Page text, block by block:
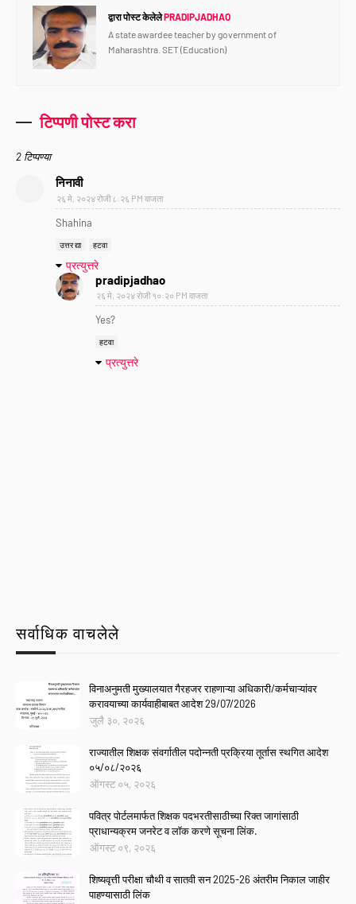
द्वारा पोस्ट केलेलेPRADIPJADHAO
A state awardee teacher by government of
Maharashtra. SET (Education)
टिप्पणी पोस्ट करा
2 टिप्पण्या
निनावी
२६ मे, २०२४ रोजी ८:२६ PM वाजता
Shahina
उत्तर द्या हटवा
प्रत्युत्तरे
pradipjadhao
२६ मे, २०२४ रोजी १०:२० PM वाजता
Yes?
हटवा
प्रत्युत्तरे
सर्वाधिक वाचलेले
विनाअनुमती मुख्यालयात गैरहजर राहणाऱ्या अधिकारी/कर्मचाऱ्यांवर
करावयाच्या कार्यवाहीबाबत आदेश 29/07/2026
जुलै ३०, २०२६
राज्यातील शिक्षक संवर्गातील पदोन्नती प्रक्रिया तूर्तास स्थगित आदेश
०५/०८/२०२६
ऑगस्ट ०५, २०२६
पवित्र पोर्टलमार्फत शिक्षक पदभरतीसाठीच्या रिक्त जागांसाठी
प्राधान्यक्रम जनरेट व लॉक करणे सूचना लिंक.
ऑगस्ट ०९, २०२६
शिष्यवृत्ती परीक्षा चौथी व सातवी सन 2025-26 अंतरीम निकाल जाहीर
पाहण्यासाठी लिंक